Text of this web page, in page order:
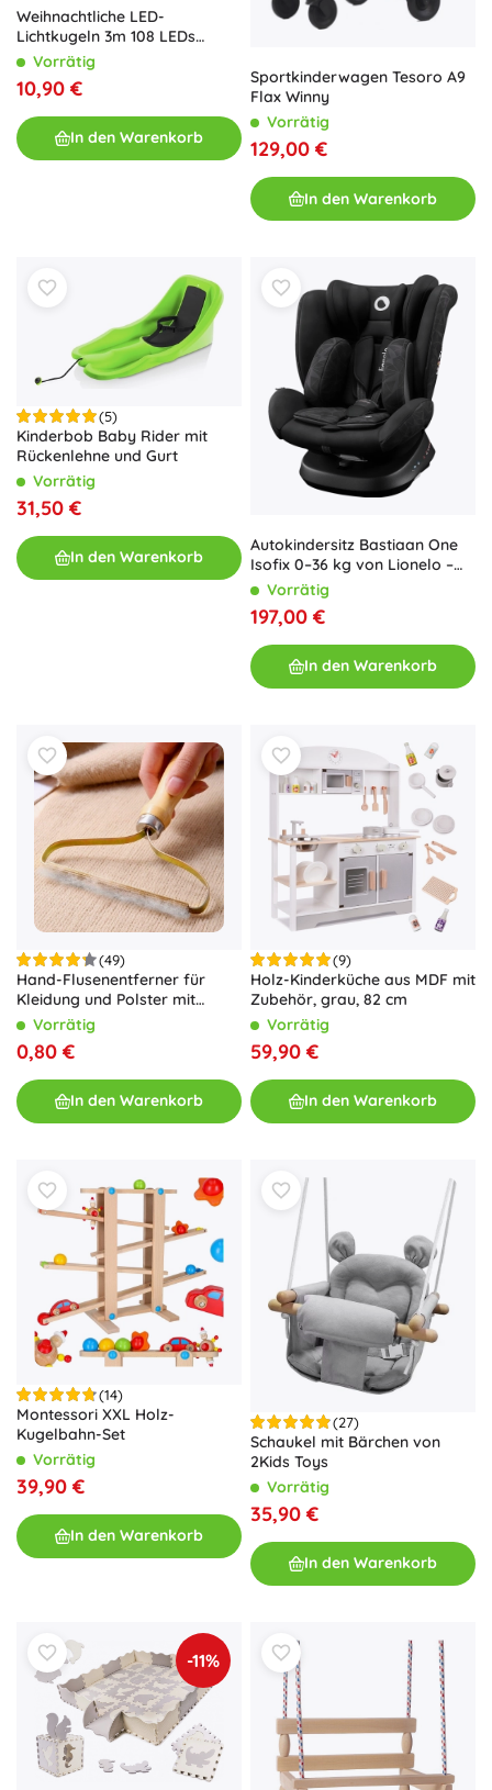
Weihnachtliche LED-
Lichtkugeln 3m 108 LEDs
Mehrfarbig
Vorrätig
10,90 €
In den Warenkorb
Sportkinderwagen Tesoro A9
Flax Winny
Vorrätig
129,00 €
In den Warenkorb
(5)
Kinderbob Baby Rider mit
Rückenlehne und Gurt
Vorrätig
31,50 €
In den Warenkorb
Autokindersitz Bastiaan One
Isofix 0–36 kg von Lionelo –
Black Onyx
Vorrätig
197,00 €
In den Warenkorb
(49)
Hand-Flusenentferner für
Kleidung und Polster mit
Holzgriff
Vorrätig
0,80 €
In den Warenkorb
(9)
Holz-Kinderküche aus MDF mit
Zubehör, grau, 82 cm
Vorrätig
59,90 €
In den Warenkorb
(14)
Montessori XXL Holz-
Kugelbahn-Set
Vorrätig
39,90 €
In den Warenkorb
(27)
Schaukel mit Bärchen von
2Kids Toys
Vorrätig
35,90 €
In den Warenkorb
-11%